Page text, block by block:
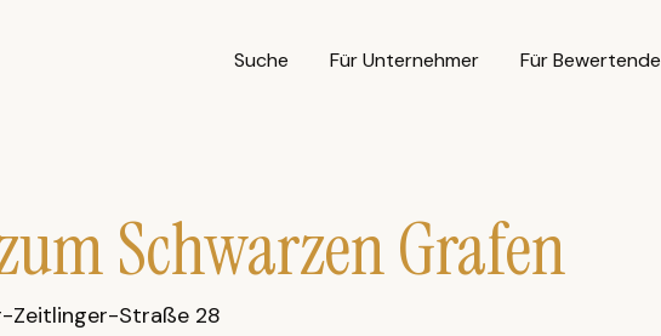
Suche Für Unternehmer Für Bewertende
Schwarzen Grafen
Zeitlinger-Straße 28